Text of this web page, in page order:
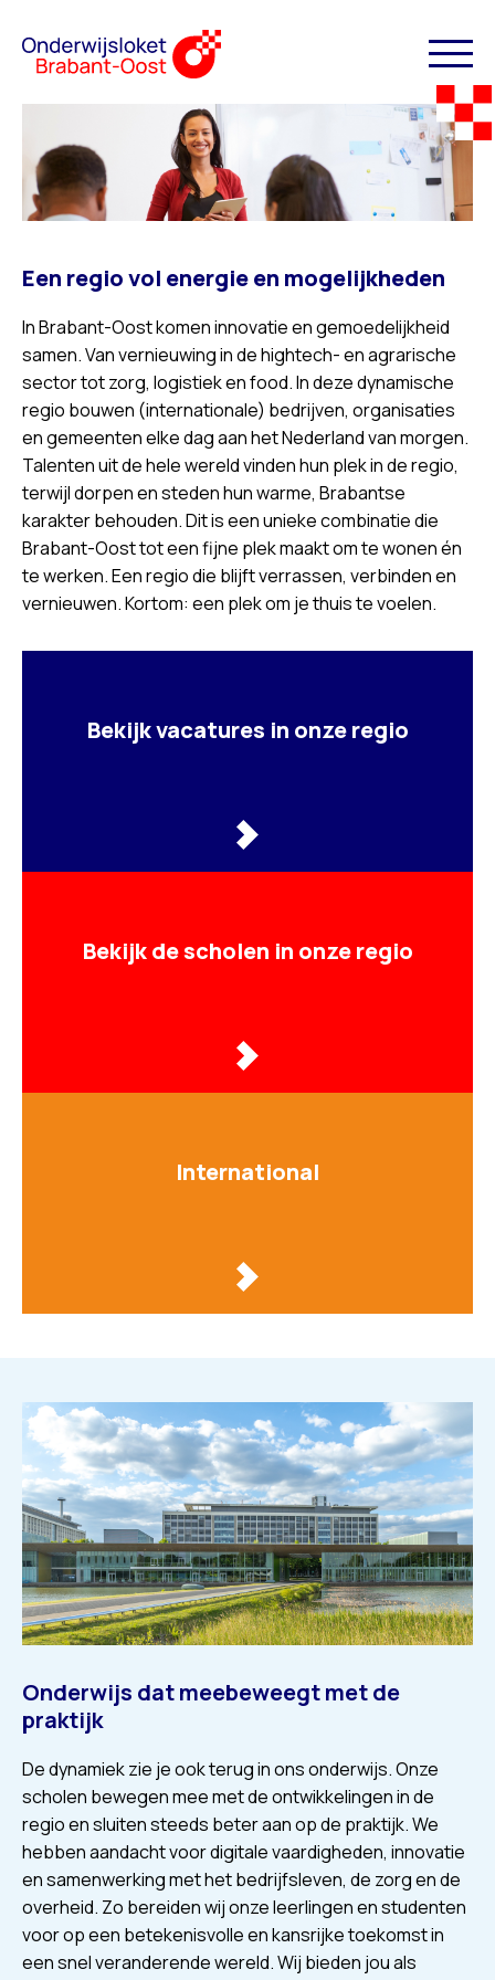
Een regio vol energie en mogelijkheden
In Brabant-Oost komen innovatie en gemoedelijkheid
samen. Van vernieuwing in de hightech- en agrarische
sector tot zorg, logistiek en food. In deze dynamische
regio bouwen (internationale) bedrijven, organisaties
en gemeenten elke dag aan het Nederland van morgen.
Talenten uit de hele wereld vinden hun plek in de regio,
terwijl dorpen en steden hun warme, Brabantse
karakter behouden. Dit is een unieke combinatie die
Brabant-Oost tot een fijne plek maakt om te wonen én
te werken. Een regio die blijft verrassen, verbinden en
vernieuwen. Kortom: een plek om je thuis te voelen.
Bekijk vacatures in onze regio
Bekijk de scholen in onze regio
International
Onderwijs dat meebeweegt met de
praktijk
De dynamiek zie je ook terug in ons onderwijs. Onze
scholen bewegen mee met de ontwikkelingen in de
regio en sluiten steeds beter aan op de praktijk. We
hebben aandacht voor digitale vaardigheden, innovatie
en samenwerking met het bedrijfsleven, de zorg en de
overheid. Zo bereiden wij onze leerlingen en studenten
voor op een betekenisvolle en kansrijke toekomst in
een snel veranderende wereld. Wij bieden jou als